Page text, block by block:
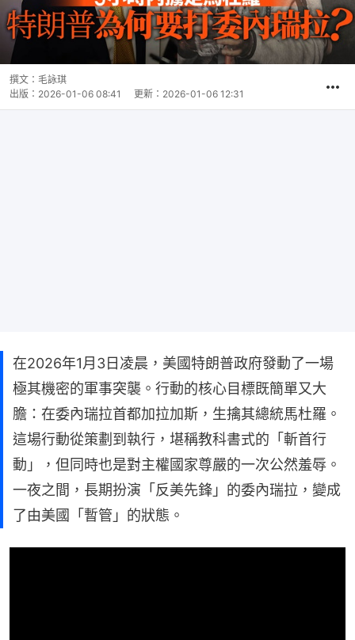
撰文： 毛詠琪
出版： 2026-01-06 08:41 更新： 2026-01-06 12:31
在2026年1月3日凌晨，美國特朗普政府發動了一場
極其機密的軍事突襲。行動的核心目標既簡單又大
膽：在委內瑞拉首都加拉加斯，生擒其總統馬杜羅。
這場行動從策劃到執行，堪稱教科書式的「斬首行
動」，但同時也是對主權國家尊嚴的一次公然羞辱。
一夜之間，長期扮演「反美先鋒」的委內瑞拉，變成
了由美國「暫管」的狀態。